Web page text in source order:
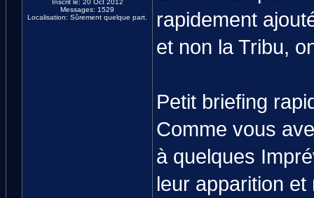
Inscrit le: 20 Oct 2012
Messages: 1529
Localisation: Sûrement quelque part.
rapidement
et non la Tribu,
Petit briefing
Comme vous
à quelques
leur apparition